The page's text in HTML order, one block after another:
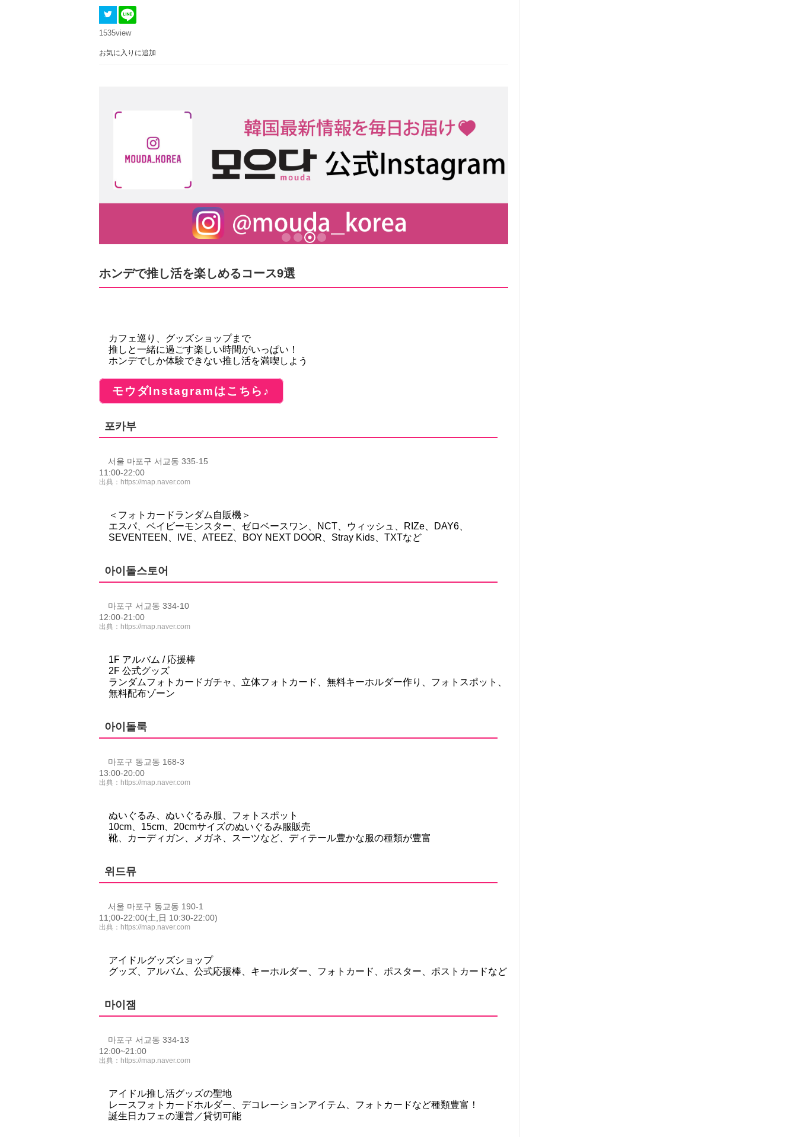
1535view
お気に入りに追加
ホンデで推し活を楽しめるコース9選
カフェ巡り、グッズショップまで
推しと一緒に過ごす楽しい時間がいっぱい！
ホンデでしか体験できない推し活を満喫しよう
モウダInstagramはこちら♪
포카부
서울 마포구 서교동 335-15
11:00-22:00
出典： https://map.naver.com
＜フォトカードランダム自販機＞
エスパ、ベイビーモンスター、ゼロベースワン、NCT、ウィッシュ、RIZe、DAY6、
SEVENTEEN、IVE、ATEEZ、BOY NEXT DOOR、Stray Kids、TXTなど
아이돌스토어
마포구 서교동 334-10
12:00-21:00
出典： https://map.naver.com
1F アルバム / 応援棒
2F 公式グッズ
ランダムフォトカードガチャ、立体フォトカード、無料キーホルダー作り、フォトスポット、
無料配布ゾーン
아이돌룩
마포구 동교동 168-3
13:00-20:00
出典： https://map.naver.com
ぬいぐるみ、ぬいぐるみ服、フォトスポット
10cm、15cm、20cmサイズのぬいぐるみ服販売
靴、カーディガン、メガネ、スーツなど、ディテール豊かな服の種類が豊富
위드뮤
서울 마포구 동교동 190-1
11;00-22:00(土,日 10:30-22:00)
出典： https://map.naver.com
アイドルグッズショップ
グッズ、アルバム、公式応援棒、キーホルダー、フォトカード、ポスター、ポストカードなど
마이잼
마포구 서교동 334-13
12:00~21:00
出典： https://map.naver.com
アイドル推し活グッズの聖地
レースフォトカードホルダー、デコレーションアイテム、フォトカードなど種類豊富！
誕生日カフェの運営／貸切可能